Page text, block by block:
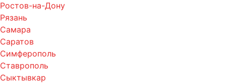
Ростов-на-Дону
Рязань
Самара
Саратов
Симферополь
Ставрополь
Сыктывкар